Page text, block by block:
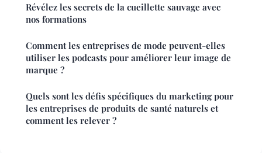
Révélez les secrets de la cueillette sauvage avec
nos formations
Comment les entreprises de mode peuvent-elles
utiliser les podcasts pour améliorer leur image de
marque ?
Quels sont les défis spécifiques du marketing pour
les entreprises de produits de santé naturels et
comment les relever ?